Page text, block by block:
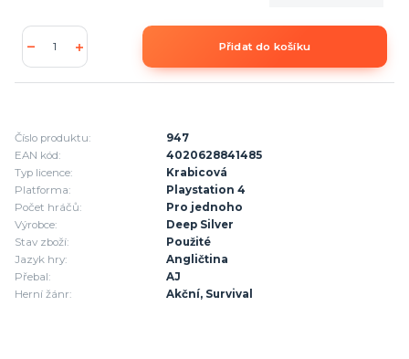
Přidat do košíku
Číslo produktu:
947
EAN kód:
4020628841485
Typ licence:
Krabicová
Platforma:
Playstation 4
Počet hráčů:
Pro jednoho
Výrobce:
Deep Silver
Stav zboží:
Použité
Jazyk hry:
Angličtina
Přebal:
AJ
Herní žánr:
Akční, Survival